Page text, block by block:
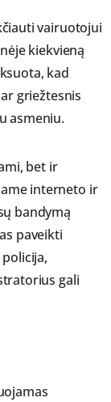
vairuotojui
kiekvieną
kad
griežtesnis
asmeniu.
bet ir
interneto ir
bandymą
paveikti
gali